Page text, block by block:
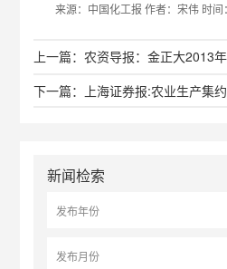
来源：中国化工报 作者：宋伟 时间
上一篇：农资导报：金正大2013
新闻检索